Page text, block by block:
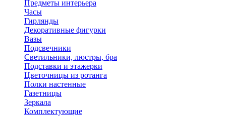
Предметы интерьера
Часы
Гирлянды
Декоративные фигурки
Вазы
Подсвечники
Светильники, люстры, бра
Подставки и этажерки
Цветочницы из ротанга
Полки настенные
Газетницы
Зеркала
Комплектующие